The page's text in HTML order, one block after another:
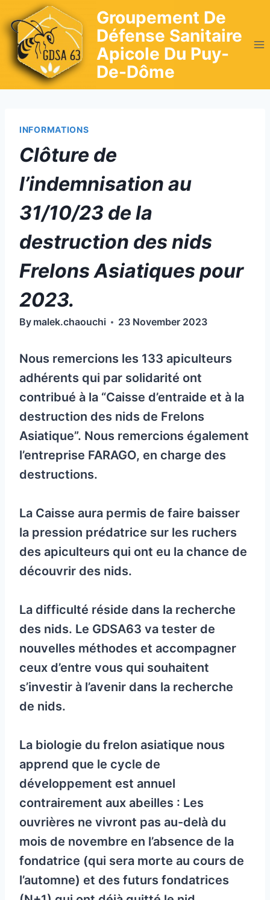
to
content
Groupement De
Défense Sanitaire
Apicole Du Puy-
De-Dôme
INFORMATIONS
Clôture de
l’indemnisation au
31/10/23 de la
destruction des nids
Frelons Asiatiques pour
2023.
By malek.chaouchi 23 November 2023
Nous remercions les 133 apiculteurs
adhérents qui par solidarité ont
contribué à la “Caisse d’entraide et à la
destruction des nids de Frelons
Asiatique”. Nous remercions également
l’entreprise FARAGO, en charge des
destructions.
La Caisse aura permis de faire baisser
la pression prédatrice sur les ruchers
des apiculteurs qui ont eu la chance de
découvrir des nids.
La difficulté réside dans la recherche
des nids. Le GDSA63 va tester de
nouvelles méthodes et accompagner
ceux d’entre vous qui souhaitent
s’investir à l’avenir dans la recherche
de nids.
La biologie du frelon asiatique nous
apprend que le cycle de
développement est annuel
contrairement aux abeilles : Les
ouvrières ne vivront pas au-delà du
mois de novembre en l’absence de la
fondatrice (qui sera morte au cours de
l’automne) et des futurs fondatrices